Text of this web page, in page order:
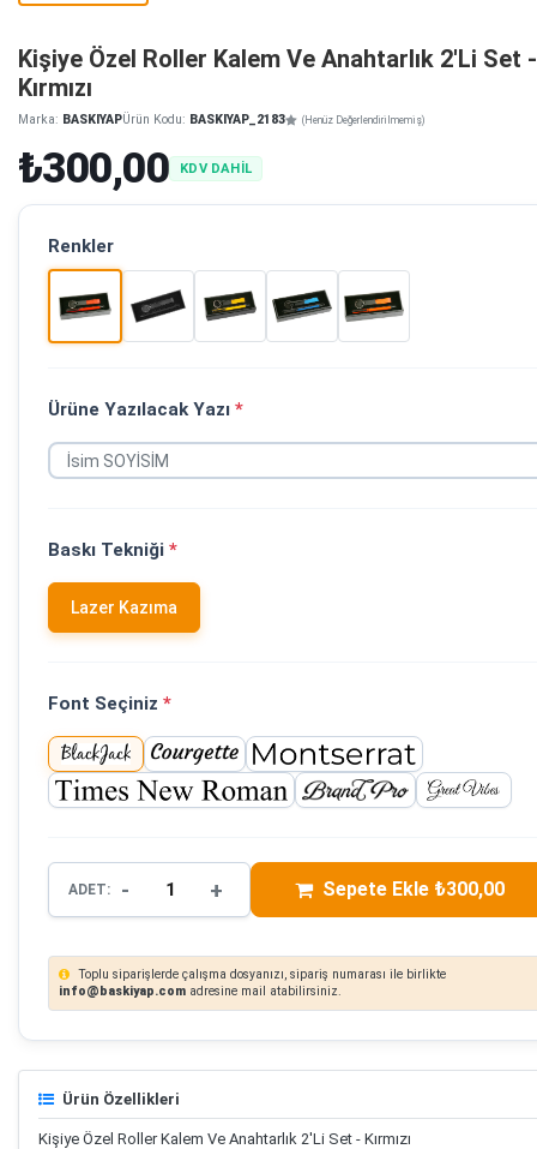
Kişiye Özel Roller Kalem Ve Anahtarlık 2'Li Set -
Kırmızı
Marka: BASKIYAPÜrün Kodu: BASKIYAP_2183 (Henüz Değerlendirilmemiş)
₺300,00 KDV DAHİL
Renkler
Ürüne Yazılacak Yazı *
Baskı Tekniği *
Lazer Kazıma
Font Seçiniz *
ADET: - + Sepete Ekle ₺300,00
Toplu siparişlerde çalışma dosyanızı, sipariş numarası ile birlikte
info@baskiyap.com adresine mail atabilirsiniz.
Ürün Özellikleri
Kişiye Özel Roller Kalem Ve Anahtarlık 2'Li Set - Kırmızı